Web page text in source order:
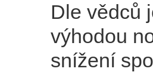
Dle vědců
výhodou
snížení